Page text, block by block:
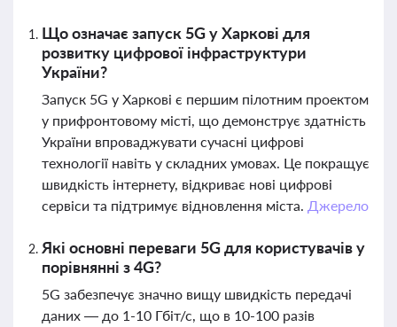
Що означає запуск 5G у Харкові для
розвитку цифрової інфраструктури
України?
Запуск 5G у Харкові є першим пілотним проектом
у прифронтовому місті, що демонструє здатність
України впроваджувати сучасні цифрові
технології навіть у складних умовах. Це покращує
швидкість інтернету, відкриває нові цифрові
сервіси та підтримує відновлення міста. Джерело
Які основні переваги 5G для користувачів у
порівнянні з 4G?
5G забезпечує значно вищу швидкість передачі
даних — до 1-10 Гбіт/с, що в 10-100 разів